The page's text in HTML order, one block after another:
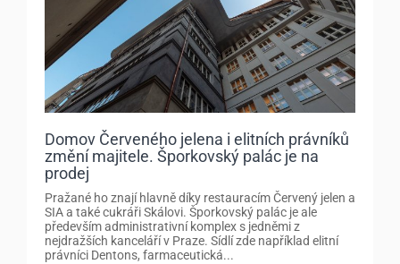
Domov Červeného jelena i elitních právníků
změní majitele. Šporkovský palác je na
prodej
Pražané ho znají hlavně díky restauracím Červený jelen a
SIA a také cukráři Skálovi. Šporkovský palác je ale
především administrativní komplex s jedněmi z
nejdražších kanceláří v Praze. Sídlí zde například elitní
právníci Dentons, farmaceutická...